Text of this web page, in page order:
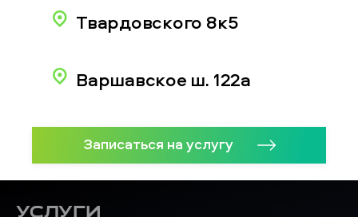
Твардовского 8к5
Варшавское ш. 122а
Записаться на услугу
Услуги